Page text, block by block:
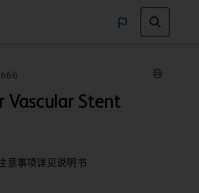
Stent
意事项详见说明书